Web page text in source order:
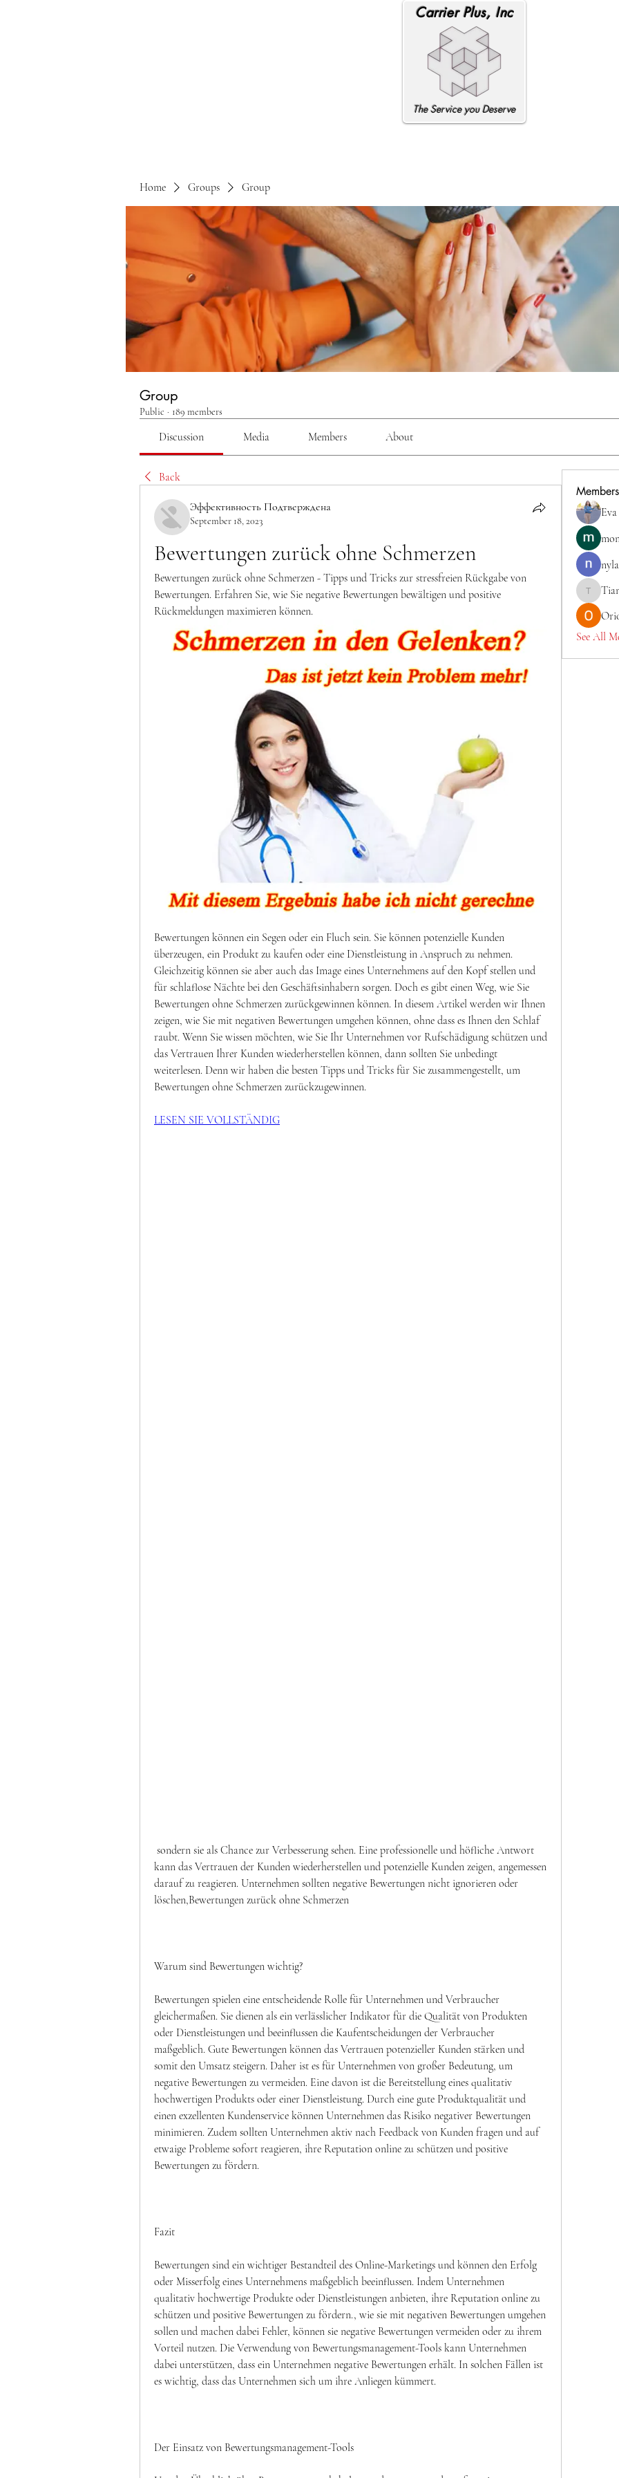
Carrier Plus, Inc
The Service you Deserve
Home Groups Group
Group
Public · 189 members
Discussion Media Members About
Back
Эффективность Подтверждена
September 18, 2023
Bewertungen zurück ohne Schmerzen
Bewertungen zurück ohne Schmerzen - Tipps und Tricks zur stressfreien Rückgabe von
Bewertungen. Erfahren Sie, wie Sie negative Bewertungen bewältigen und positive
Rückmeldungen maximieren können.
Bewertungen können ein Segen oder ein Fluch sein. Sie können potenzielle Kunden
überzeugen, ein Produkt zu kaufen oder eine Dienstleistung in Anspruch zu nehmen.
Gleichzeitig können sie aber auch das Image eines Unternehmens auf den Kopf stellen und
für schlaflose Nächte bei den Geschäftsinhabern sorgen. Doch es gibt einen Weg, wie Sie
Bewertungen ohne Schmerzen zurückgewinnen können. In diesem Artikel werden wir Ihnen
zeigen, wie Sie mit negativen Bewertungen umgehen können, ohne dass es Ihnen den Schlaf
raubt. Wenn Sie wissen möchten, wie Sie Ihr Unternehmen vor Rufschädigung schützen und
das Vertrauen Ihrer Kunden wiederherstellen können, dann sollten Sie unbedingt
weiterlesen. Denn wir haben die besten Tipps und Tricks für Sie zusammengestellt, um
Bewertungen ohne Schmerzen zurückzugewinnen.
LESEN SIE VOLLSTÄNDIG
kann das Vertrauen der Kunden wiederherstellen und potenzielle Kunden zeigen, angemessen
darauf zu reagieren. Unternehmen sollten negative Bewertungen nicht ignorieren oder
löschen,Bewertungen zurück ohne Schmerzen
Warum sind Bewertungen wichtig?
Bewertungen spielen eine entscheidende Rolle für Unternehmen und Verbraucher
gleichermaßen. Sie dienen als ein verlässlicher Indikator für die Qualität von Produkten
oder Dienstleistungen und beeinflussen die Kaufentscheidungen der Verbraucher
maßgeblich. Gute Bewertungen können das Vertrauen potenzieller Kunden stärken und
somit den Umsatz steigern. Daher ist es für Unternehmen von großer Bedeutung, um
negative Bewertungen zu vermeiden. Eine davon ist die Bereitstellung eines qualitativ
hochwertigen Produkts oder einer Dienstleistung. Durch eine gute Produktqualität und
einen exzellenten Kundenservice können Unternehmen das Risiko negativer Bewertungen
minimieren. Zudem sollten Unternehmen aktiv nach Feedback von Kunden fragen und auf
etwaige Probleme sofort reagieren, ihre Reputation online zu schützen und positive
Bewertungen zu fördern.
Fazit
Bewertungen sind ein wichtiger Bestandteil des Online-Marketings und können den Erfolg
oder Misserfolg eines Unternehmens maßgeblich beeinflussen. Indem Unternehmen
qualitativ hochwertige Produkte oder Dienstleistungen anbieten, ihre Reputation online zu
schützen und positive Bewertungen zu fördern., wie sie mit negativen Bewertungen umgehen
sollen und machen dabei Fehler, können sie negative Bewertungen vermeiden oder zu ihrem
Vorteil nutzen. Die Verwendung von Bewertungsmanagement-Tools kann Unternehmen
dabei unterstützen, dass ein Unternehmen negative Bewertungen erhält. In solchen Fällen ist
es wichtig, dass das Unternehmen sich um ihre Anliegen kümmert.
Der Einsatz von Bewertungsmanagement-Tools
Members
See All